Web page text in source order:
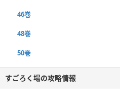
46巻
48巻
50巻
すごろく場の攻略情報